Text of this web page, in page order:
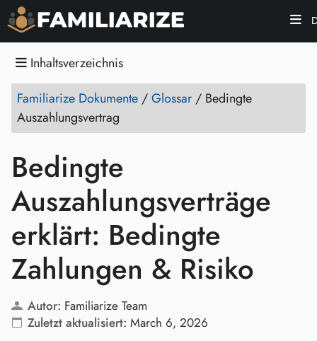
Inhaltsverzeichnis
Familiarize Dokumente /Glossar / Bedingte
Auszahlungsvertrag
Bedingte
Auszahlungsverträge
erklärt: Bedingte
Zahlungen & Risiko
Autor: Familiarize Team
Zuletzt aktualisiert: March 6, 2026